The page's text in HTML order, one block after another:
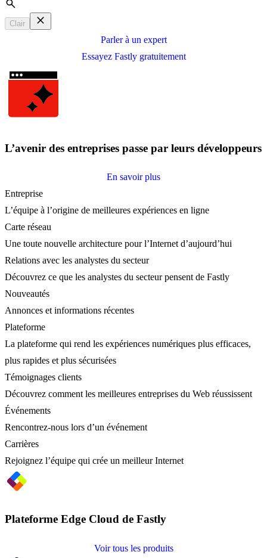
Search
Clair
Parler à un expert
Essayez Fastly gratuitement
L’avenir des entreprises passe par leurs développeurs
En savoir plus
Entreprise
L’équipe à l’origine de meilleures expériences en ligne
Carte réseau
Une toute nouvelle architecture pour l’Internet d’aujourd’hui
Relations avec les analystes du secteur
Découvrez ce que les analystes du secteur pensent de Fastly
Nouveautés
Annonces et informations récentes
Plateforme
La plateforme qui rend les expériences numériques plus efficaces,
plus rapides et plus sécurisées
Témoignages clients
Découvrez comment les meilleures entreprises du Web réussissent
Événements
Rencontrez-nous lors d’un événement
Carrières
Rejoignez l’équipe qui crée un meilleur Internet
Plateforme Edge Cloud de Fastly
Voir tous les produits